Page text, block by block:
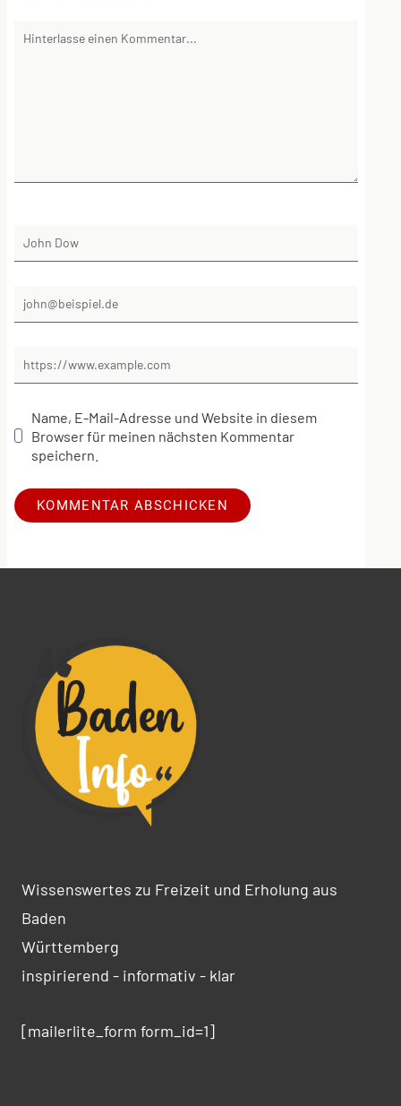
Name, E-Mail-Adresse und Website in diesem
Browser für meinen nächsten Kommentar
speichern.
Wissenswertes zu Freizeit und Erholung aus
Baden
Württemberg
inspirierend - informativ - klar
[mailerlite_form form_id=1]